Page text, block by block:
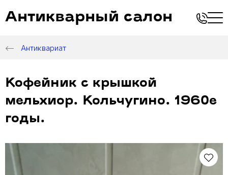
Антикварный салон
Антиквариат
Кофейник с крышкой
мельхиор. Кольчугино. 1960е
годы.